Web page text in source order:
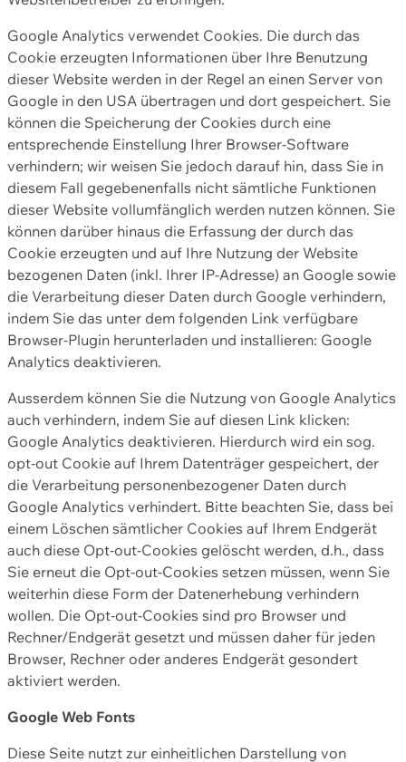
Google Analytics verwendet Cookies. Die durch das
Cookie erzeugten Informationen über Ihre Benutzung
dieser Website werden in der Regel an einen Server von
Google in den USA übertragen und dort gespeichert. Sie
können die Speicherung der Cookies durch eine
entsprechende Einstellung Ihrer Browser-Software
verhindern; wir weisen Sie jedoch darauf hin, dass Sie in
diesem Fall gegebenenfalls nicht sämtliche Funktionen
dieser Website vollumfänglich werden nutzen können. Sie
können darüber hinaus die Erfassung der durch das
Cookie erzeugten und auf Ihre Nutzung der Website
bezogenen Daten (inkl. Ihrer IP-Adresse) an Google sowie
die Verarbeitung dieser Daten durch Google verhindern,
indem Sie das unter dem folgenden Link verfügbare
Browser-Plugin herunterladen und installieren: Google
Analytics deaktivieren.
Ausserdem können Sie die Nutzung von Google Analytics
auch verhindern, indem Sie auf diesen Link klicken:
Google Analytics deaktivieren. Hierdurch wird ein sog.
opt-out Cookie auf Ihrem Datenträger gespeichert, der
die Verarbeitung personenbezogener Daten durch
Google Analytics verhindert. Bitte beachten Sie, dass bei
einem Löschen sämtlicher Cookies auf Ihrem Endgerät
auch diese Opt-out-Cookies gelöscht werden, d.h., dass
Sie erneut die Opt-out-Cookies setzen müssen, wenn Sie
weiterhin diese Form der Datenerhebung verhindern
wollen. Die Opt-out-Cookies sind pro Browser und
Rechner/Endgerät gesetzt und müssen daher für jeden
Browser, Rechner oder anderes Endgerät gesondert
aktiviert werden.
Google Web Fonts
Diese Seite nutzt zur einheitlichen Darstellung von